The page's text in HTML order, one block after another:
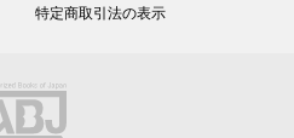
特定商取引法の表示